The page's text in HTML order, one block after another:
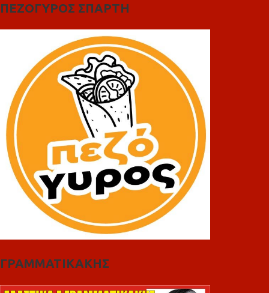
ΠΕΖΟΓΥΡΟΣ ΣΠΑΡΤΗ
ΓΡΑΜΜΑΤΙΚΑΚΗΣ